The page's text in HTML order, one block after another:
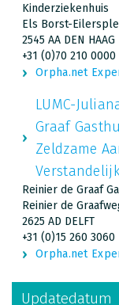
Kinderziekenhuis
Els Borst-
2545 AA DEN HAAG
+31 (0)70 210 0000
Orpha.net
LUMC-
Graaf
Zeldzame
Reinier de Graaf
Reinier de
2625 AD DELFT
+31 (0)15 260 3060
Orpha.net
Updatedatum